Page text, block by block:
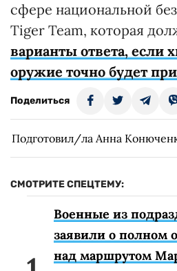
сфере национальной
Tiger Team, которая
варианты ответа, если
оружие точно будет
Поделиться
Подготовил/ла Анна
СМОТРИТЕ СПЕЦТЕМУ:
Военные из
заявили о полном
над маршрутом